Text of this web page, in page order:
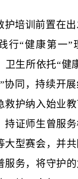
护培训前置在
行“健康第一”
卫生所依托“健
协同，持续开
救护纳入始业
持证师生曾服务
大型赛会，并共
服务，将守护